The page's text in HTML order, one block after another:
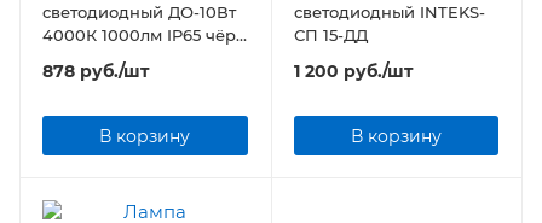
светодиодный ДО-10Вт
4000К 1000лм IP65 чёр
ECO CLASS
878 руб./шт
В корзину
светодиодный INTEKS-
СП 15-ДД
1 200 руб./шт
В корзину